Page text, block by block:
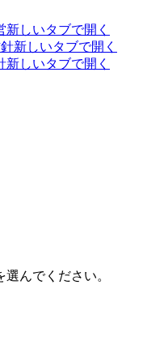
新しいタブで開く
新しいタブで開く
新しいタブで開く
んでください。